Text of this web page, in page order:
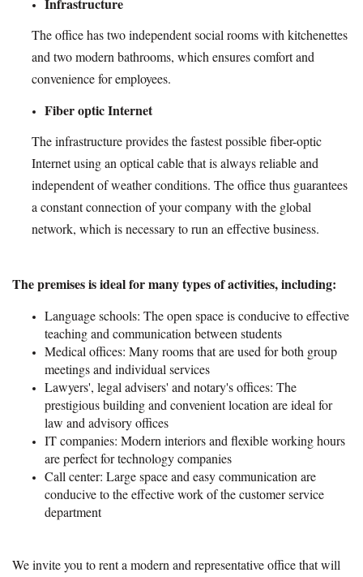
Infrastructure
The office has two independent social rooms with kitchenettes
and two modern bathrooms, which ensures comfort and
convenience for employees.
Fiber optic Internet
The infrastructure provides the fastest possible fiber-optic
Internet using an optical cable that is always reliable and
independent of weather conditions. The office thus guarantees
a constant connection of your company with the global
network, which is necessary to run an effective business.
The premises is ideal for many types of activities, including:
Language schools: The open space is conducive to effective
teaching and communication between students
Medical offices: Many rooms that are used for both group
meetings and individual services
Lawyers', legal advisers' and notary's offices: The
prestigious building and convenient location are ideal for
law and advisory offices
IT companies: Modern interiors and flexible working hours
are perfect for technology companies
Call center: Large space and easy communication are
conducive to the effective work of the customer service
department
We invite you to rent a modern and representative office that will